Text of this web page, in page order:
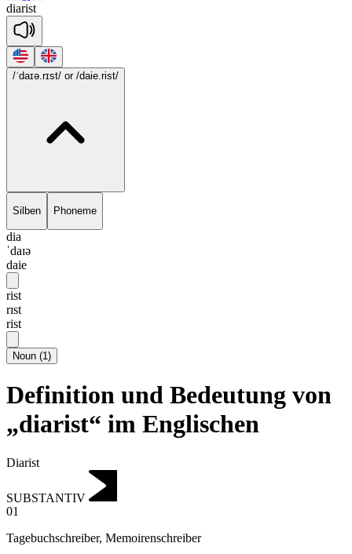
diarist
/ˈdaɪə.rɪst/ or /daie.rist/
Silben Phoneme
dia
ˈdaɪə
daie
rist
rɪst
rist
Noun (1)
Definition und Bedeutung von
„diarist“ im Englischen
Diarist
SUBSTANTIV
01
Tagebuchschreiber, Memoirenschreiber